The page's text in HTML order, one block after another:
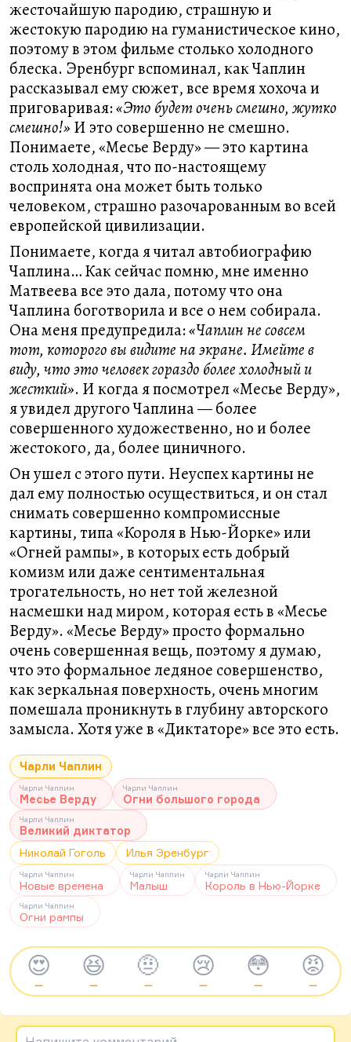
жесточайшую пародию, страшную и
жестокую пародию на гуманистическое кино,
поэтому в этом фильме столько холодного
блеска. Эренбург вспоминал, как Чаплин
рассказывал ему сюжет, все время хохоча и
приговаривая:«Это будет очень смешно, жутко
смешно!» И это совершенно не смешно.
Понимаете, «Месье Верду» — это картина
столь холодная, что по-настоящему
воспринята она может быть только
человеком, страшно разочарованным во всей
европейской цивилизации.
Понимаете, когда я читал автобиографию
Чаплина… Как сейчас помню, мне именно
Матвеева все это дала, потому что она
Чаплина боготворила и все о нем собирала.
Она меня предупредила:«Чаплин не совсем
тот, которого вы видите на экране. Имейте в
виду, что это человек гораздо более холодный и
жесткий». И когда я посмотрел «Месье Верду»,
я увидел другого Чаплина — более
совершенного художественно, но и более
жестокого, да, более циничного.
Он ушел с этого пути. Неуспех картины не
дал ему полностью осуществиться, и он стал
снимать совершенно компромиссные
картины, типа «Короля в Нью-Йорке» или
«Огней рампы», в которых есть добрый
комизм или даже сентиментальная
трогательность, но нет той железной
насмешки над миром, которая есть в «Месье
Верду». «Месье Верду» просто формально
очень совершенная вещь, поэтому я думаю,
что это формальное ледяное совершенство,
как зеркальная поверхность, очень многим
помешала проникнуть в глубину авторского
замысла. Хотя уже в «Диктаторе» все это есть.
Чарли Чаплин
Чарли Чаплин
Месье Верду
Чарли Чаплин
Огни большого города
Чарли Чаплин
Великий диктатор
Николай Гоголь
Илья Эренбург
Чарли Чаплин
Новые времена
Чарли Чаплин
Малыш
Чарли Чаплин
Король в Нью-Йорке
Чарли Чаплин
Огни рампы
😍
—
😆
—
🤨
—
😢
—
😳
—
😡
—